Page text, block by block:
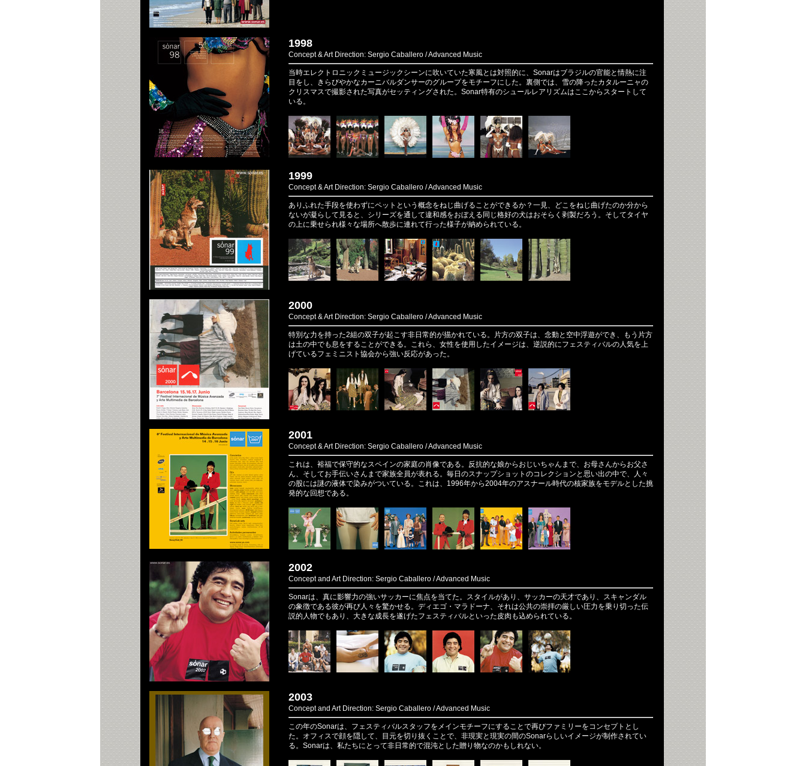
1998
Concept & Art Direction: Sergio Caballero / Advanced Music
当時エレクトロニックミュージックシーンに吹いていた寒風とは対照的に、Sonarはブラジルの官能と情熱に注
目をし、きらびやかなカーニバルダンサーのグループをモチーフにした。裏側では、雪の降ったカタルーニャの
クリスマスで撮影された写真がセッティングされた。Sonar特有のシュールレアリズムはここからスタートして
いる。
1999
Concept & Art Direction: Sergio Caballero / Advanced Music
ありふれた手段を使わずにペットという概念をねじ曲げることができるか？一見、どこをねじ曲げたのか分から
ないが凝らして見ると、シリーズを通して違和感をおぼえる同じ格好の犬はおそらく剥製だろう。そしてタイヤ
の上に乗せられ様々な場所へ散歩に連れて行った様子が納められている。
2000
Concept & Art Direction: Sergio Caballero / Advanced Music
特別な力を持った2組の双子が起こす非日常的が描かれている。片方の双子は、念動と空中浮遊ができ、もう片方
は土の中でも息をすることができる。これら、女性を使用したイメージは、逆説的にフェスティバルの人気を上
げているフェミニスト協会から強い反応があった。
2001
Concept & Art Direction: Sergio Caballero / Advanced Music
これは、裕福で保守的なスペインの家庭の肖像である。反抗的な娘からおじいちゃんまで、お母さんからお父さ
ん、そしてお手伝いさんまで家族全員が表れる。毎日のスナップショットのコレクションと思い出の中で、人々
の股には謎の液体で染みがついている。これは、1996年から2004年のアスナール時代の核家族をモデルとした挑
発的な回想である。
2002
Concept and Art Direction: Sergio Caballero / Advanced Music
Sonarは、真に影響力の強いサッカーに焦点を当てた。スタイルがあり、サッカーの天才であり、スキャンダル
の象徴である彼が再び人々を驚かせる。ディエゴ・マラドーナ、それは公共の崇拝の厳しい圧力を乗り切った伝
説的人物でもあり、大きな成長を遂げたフェスティバルといった皮肉も込められている。
2003
Concept and Art Direction: Sergio Caballero / Advanced Music
この年のSonarは、フェスティバルスタッフをメインモチーフにすることで再びファミリーをコンセプトとし
た。オフィスで顔を隠して、目元を切り抜くことで、非現実と現実の間のSonarらしいイメージが制作されてい
る。Sonarは、私たちにとって非日常的で混沌とした贈り物なのかもしれない。